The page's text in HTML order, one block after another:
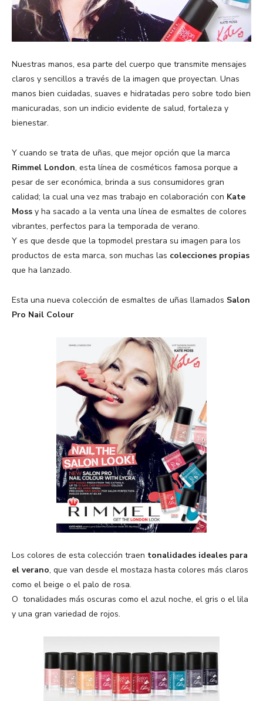
Nuestras manos, esa parte del cuerpo que transmite mensajes
claros y sencillos a través de la imagen que proyectan. Unas
manos bien cuidadas, suaves e hidratadas pero sobre todo bien
manicuradas, son un indicio evidente de salud, fortaleza y
bienestar.
Y cuando se trata de uñas, que mejor opción que la marca
Rimmel London, esta línea de cosméticos famosa porque a
pesar de ser económica, brinda a sus consumidores gran
calidad; la cual una vez mas trabajo en colaboración con Kate
Moss y ha sacado a la venta una línea de esmaltes de colores
vibrantes, perfectos para la temporada de verano.
Y es que desde que la topmodel prestara su imagen para los
productos de esta marca, son muchas las colecciones propias
que ha lanzado.
Esta una nueva colección de esmaltes de uñas llamados Salon
Pro Nail Colour
Los colores de esta colección traen tonalidades ideales para
el verano, que van desde el mostaza hasta colores más claros
como el beige o el palo de rosa.
O tonalidades más oscuras como el azul noche, el gris o el lila
y una gran variedad de rojos.